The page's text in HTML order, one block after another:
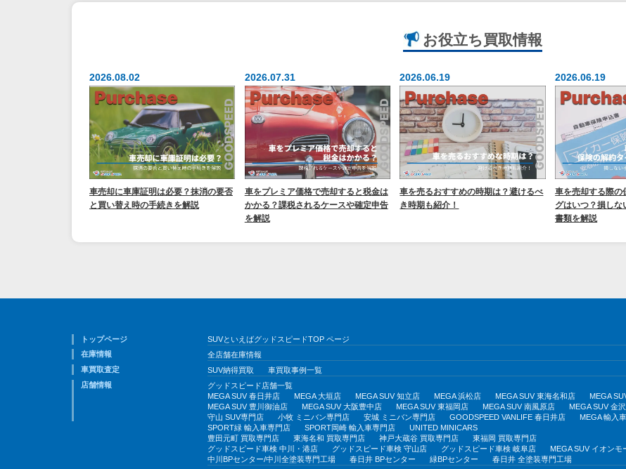
お役立ち 買取情報
2026.08.02
車売却に車庫証明は必要？抹消の要否
と買い替え時の手続きを解説
2026.07.31
車をプレミア価格で売却すると税金は
かかる？課税されるケースや確定申告
を解説
2026.06.19
車を売るおすすめの時期は？避けるべ
き時期も紹介！
2026.06.19
車を売却する際の
グはいつ？損しな
書類を解説
トップページ
SUVといえばグッドスピードTOP ページ
在庫情報
全店舗在庫情報
車買取査定
SUV納得買取
車買取事例一覧
店舗情報
グッドスピード店舗一覧
MEGA SUV 春日井店
MEGA 大垣店 MEGA SUV 知立店 MEGA 浜松店 MEGA SUV 東海名和店 MEGA
MEGA SUV 豊川御油店
MEGA SUV 大阪豊中店 MEGA SUV 東福岡店 MEGA SUV 南風原店 MEGA SUV 金
守山 SUV専門店
小牧 ミニバン専門店 安城 ミニバン専門店 GOODSPEED VANLIFE 春日井店 MEGA 輸入
SPORT緑 輸入車専門店
SPORT岡崎 輸入車専門店
UNITED MINICARS
豊田元町 買取専門店
東海名和 買取専門店 神戸大蔵谷 買取専門店
東福岡 買取専門店
グッドスピード車検 中川・港店
グッドスピード車検 守山店 グッドスピード車検 岐阜店
MEGA SUV イオンモ
中川BPセンター/中川全塗装専門工場
春日井 BPセンター 緑BPセンター 春日井 全塗装専門工場